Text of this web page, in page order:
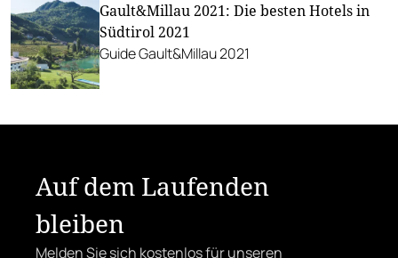
Gault&Millau 2021: Die besten Hotels in
Südtirol 2021
Guide Gault&Millau 2021
Auf dem Laufenden
bleiben
Melden Sie sich kostenlos für unseren